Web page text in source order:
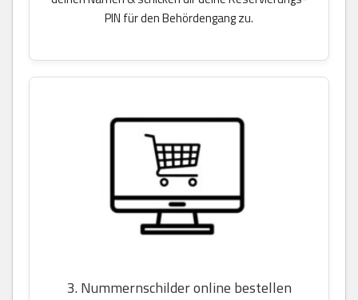
PIN für den Behördengang zu.
3. Nummernschilder online bestellen